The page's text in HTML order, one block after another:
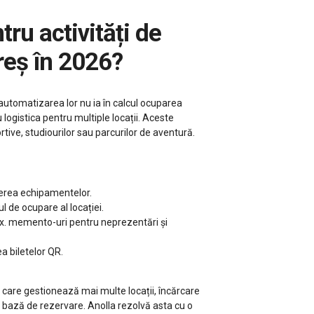
în 2026?
lor nu ia în calcul ocuparea
logistica pentru multiple locații. Aceste
studiourilor sau parcurilor de aventură.
echipamentelor.
de ocupare al locației.
memento-uri pentru neprezentări și
biletelor QR.
gestionează mai multe locații, încărcare
de rezervare. Anolla rezolvă asta cu o